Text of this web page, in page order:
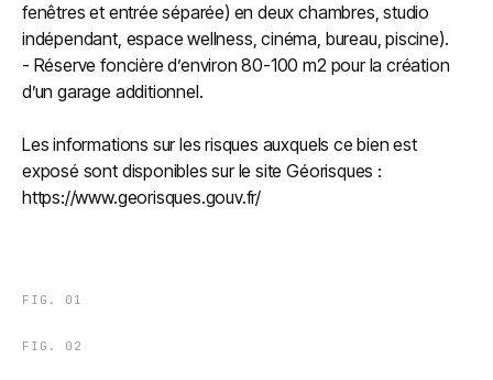
fenêtres et entrée séparée) en deux chambres, studio
indépendant, espace wellness, cinéma, bureau, piscine).
- Réserve foncière d’environ 80-100 m2 pour la création
d’un garage additionnel.
Les informations sur les risques auxquels ce bien est
exposé sont disponibles sur le site Géorisques :
https://www.georisques.gouv.fr/
FIG. 01
FIG. 02